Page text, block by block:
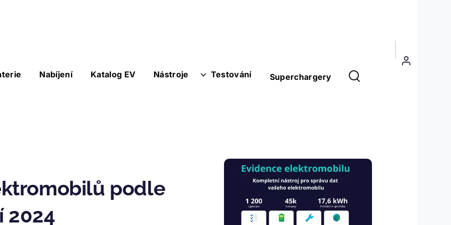
Nabíjení Katalog EV Nástroje Testování Superchargery
Menu
uživatelského
podle
2024
Obrázek